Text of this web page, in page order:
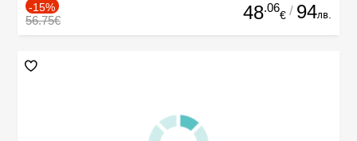
-15%
56.75€ 48.06
€ / 94лв.